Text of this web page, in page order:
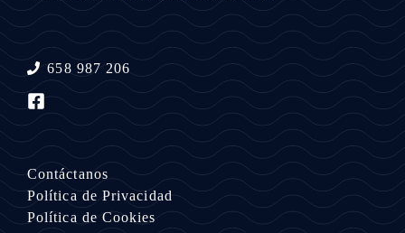
658 987 206
Contáctanos
Política de Privacidad
Política de Cookies